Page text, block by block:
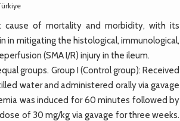
cause of mortality and morbidity, with its
in mitigating the histological, immunological,
(SMA I/R) injury in the ileum.
groups. Group I (Control group): Received
water and administered orally via gavage
was induced for 60 minutes followed by
of 30 mg/kg via gavage for three weeks.